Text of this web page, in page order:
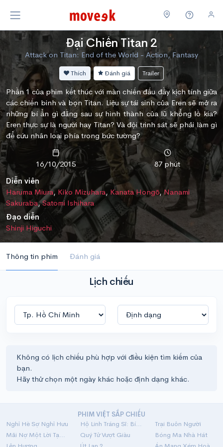
Đại Chiến Titan 2
Attack on Titan: End of the World - Action, Fantasy
Thích Đánh giá Trailer
Phần 1 của phim kết thúc với màn chiến đấu đầy kịch tính giữa
các chiến binh và bọn Titan. Liệu sự tái sinh của Eren sẽ mở ra
những bí ẩn gì đằng sau sự hình thành của lũ khổng lồ kia?
Eren thực sự là người hay Titan? Và đội trinh sát sẽ phải làm gì
để cứu nhân loại phía trong bức tường?
16/10/2015
87 phút
Diễn viên
Haruma Miura, Kiko Mizuhara, Kanata Hongō,Nanami
Sakuraba,Satomi Ishihara
Đạo diễn
Shinji Higuchi
Thông tin phim Đánh giá
Lịch chiếu
Không có lịch chiếu phù hợp với điều kiện tìm kiếm của
bạn.
Hãy thử chọn một ngày khác hoặc định dạng khác.
PHIM VIỆT SẮP CHIẾU
Nghỉ Hè Sợ Nghỉ Hưu
Hộ Linh Tráng Sĩ: Bí Ẩn Mộ Vua Đinh
Trại Buôn Người
Mãi Nợ Một Lời Tạm Biệt
Quý Tử Vượt Giàu
Bóng Ma Nhà Hát